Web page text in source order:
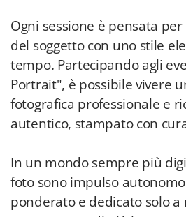
Ogni sessione è pensata
del soggetto con uno stile
tempo. Partecipando agli
Portrait", è possibile vivere
fotografica professionale e
autentico, stampato con
In un mondo sempre più
foto sono impulso
ponderato e dedicato solo